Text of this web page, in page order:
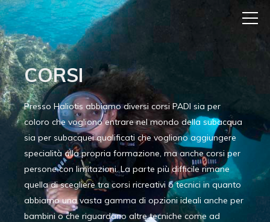
CORSI
Presso Haliotis abbiamo diversi corsi PADI sia per
coloro che vogliono entrare nel mondo della subacqua
sia per subacquei qualificati che vogliono aggiungere
specialità alla propria formazione, ma anche corsi per
persone con limitazioni. La parte più difficile rimane
quella di scegliere tra corsi ricreativi o tecnici in quanto
abbiamo una vasta gamma di opzioni ideali anche per
bambini o che riguardano altre tecniche come ad